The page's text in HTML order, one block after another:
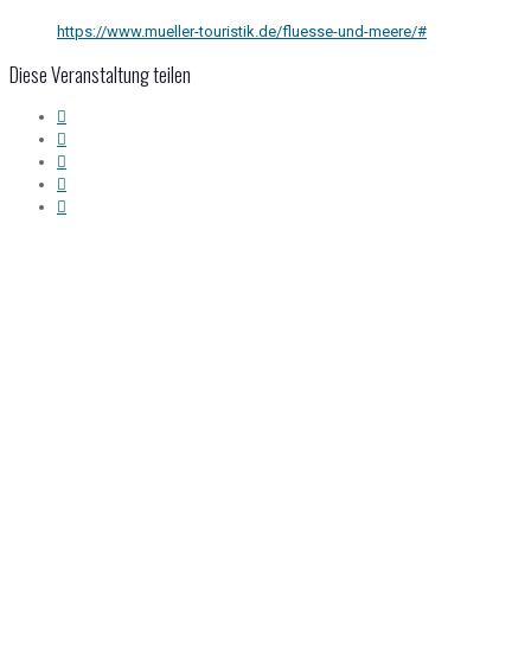
https://www.mueller-touristik.de/fluesse-und-meere/#
Diese Veranstaltung teilen